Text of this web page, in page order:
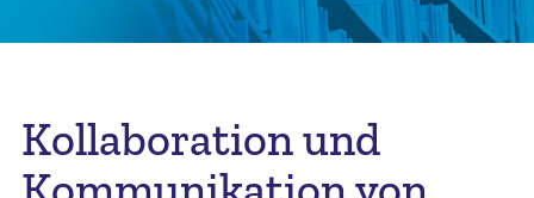
Kollaboration und